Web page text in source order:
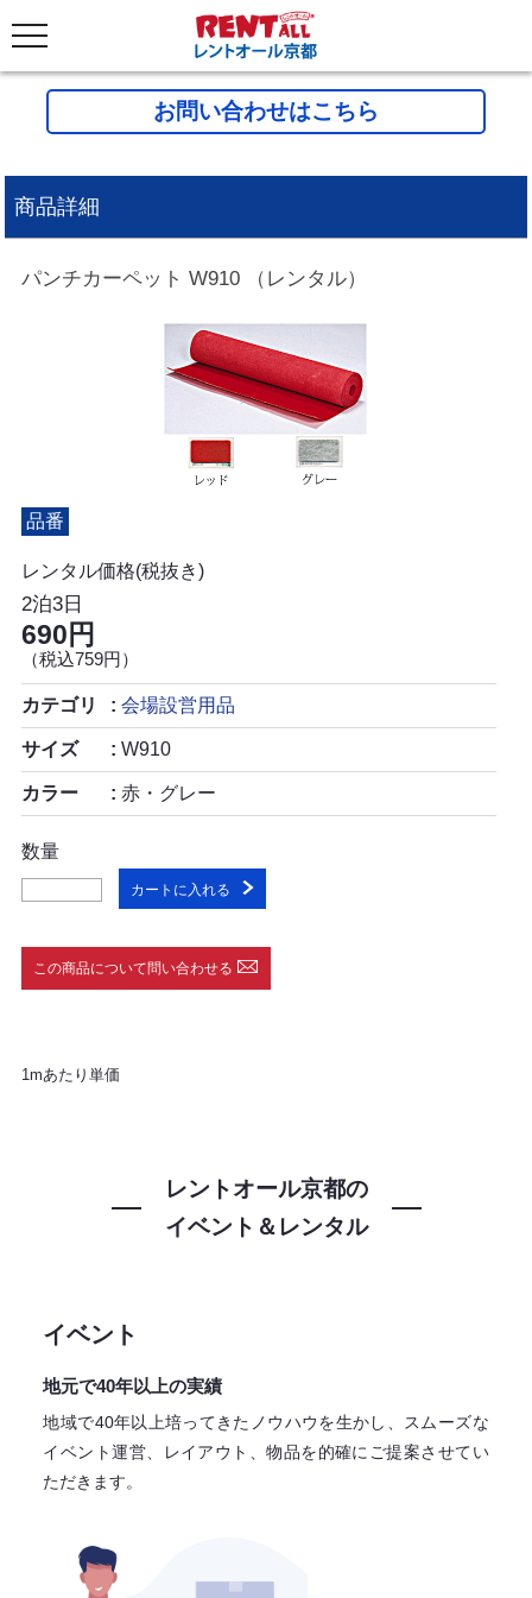
お問い合わせはこちら
商品詳細
パンチカーペット W910 （レンタル）
品番
レンタル価格(税抜き)
2泊3日
690円
（税込759円）
カテゴリ 会場設営用品
サイズ W910
カラー 赤・グレー
数量
カートに入れる
この商品について問い合わせる
1mあたり単価
レントオール京都の
イベント＆レンタル
イベント
地元で40年以上の実績
地域で40年以上培ってきたノウハウを生かし、スムーズな
イベント運営、レイアウト、物品を的確にご提案させてい
ただきます。